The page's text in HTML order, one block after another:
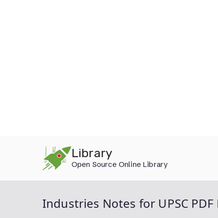
Library
Open Source Online Library
Industries Notes for UPSC